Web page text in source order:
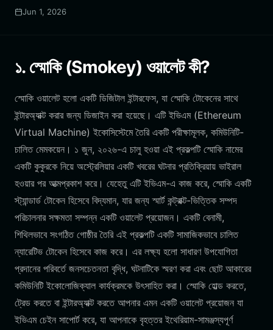
Jun 1, 2026
১. স্মোকি (Smokey) ওয়ালেট কী?
স্মোকি ওয়ালেট হলো একটি ডিজিটাল ইন্টারফেস, যা স্মোকি টোকেনের সাথে
ইন্টারঅ্যাক্ট করার জন্য ডিজাইন করা হয়েছে। এটি ইভিএম (Ethereum
Virtual Machine) ইকোসিস্টেমে তৈরি একটি পরীক্ষামূলক, কমিউনিটি-
চালিত মেমকয়েন। ১ জুন, ২০২৬-এ চালু হওয়া এই প্রকল্পটি স্মোকি নামের
একটি কুকুরকে নিয়ে অস্ট্রেলিয়ার একটি খবরের ঘটনার প্রতিক্রিয়ায় ভাইরাল
হওয়ার পর আত্মপ্রকাশ করে। যেহেতু এটি ইভিএম-এ কাজ করে, স্মোকি একটি
স্ট্যান্ডার্ড টোকেন হিসেবে বিদ্যমান, যার জন্য স্মার্ট কন্ট্রাক্ট-ভিত্তিক সম্পদ
পরিচালনার সক্ষমতা সম্পন্ন একটি ওয়ালেট প্রয়োজন। একটি বেনামী,
শিথিলভাবে সংগঠিত গোষ্ঠীর তৈরি এই প্রকল্পটি একটি সামাজিকভাবে চালিত
ন্যারেটিভ টোকেন হিসেবে কাজ করে। এর লক্ষ্য হলো সাধারণ উপযোগিতা
প্রদানের পরিবর্তে জনসচেতনতা বৃদ্ধি, ঘটনাটিকে স্মরণ করা এবং ছোট আকারের
কমিউনিটি ইকোলোজিক্যাল কার্যক্রমকে উৎসাহিত করা। স্মোকি হোল্ড করতে,
ট্রেড করতে বা ইন্টারঅ্যাক্ট করতে আপনার এমন একটি ওয়ালেট প্রয়োজন যা
ইভিএম চেইন সাপোর্ট করে, যা আপনাকে বৃহত্তর ইথেরিয়াম-সামঞ্জস্যপূর্ণ